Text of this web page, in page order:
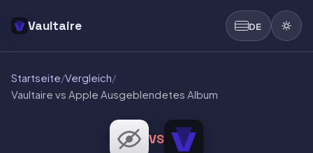
Vaultaire DE
Startseite/Vergleich/
Vaultaire vs Apple Ausgeblendetes Album
VS